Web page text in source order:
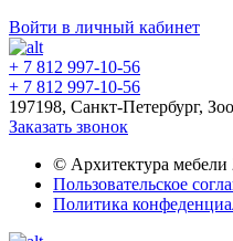
Войти в личный кабинет
+ 7 812 997-10-56
+ 7 812 997-10-56
197198, Санкт-Петербург,
Заказать звонок
© Архитектура мебели
Пользовательское
Политика